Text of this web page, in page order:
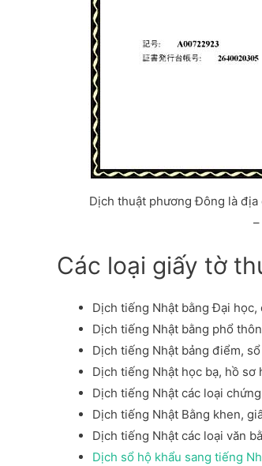
Dịch thuật phương Đông là
Các loại giấy tờ
Dịch tiếng Nhật bằng Đại học,
Dịch tiếng Nhật bằng phổ
Dịch tiếng Nhật bảng điểm,
Dịch tiếng Nhật học bạ, hồ sơ
Dịch tiếng Nhật các loại
Dịch tiếng Nhật Bằng khen,
Dịch tiếng Nhật các loại văn
Dịch sổ hộ khẩu sang tiếng